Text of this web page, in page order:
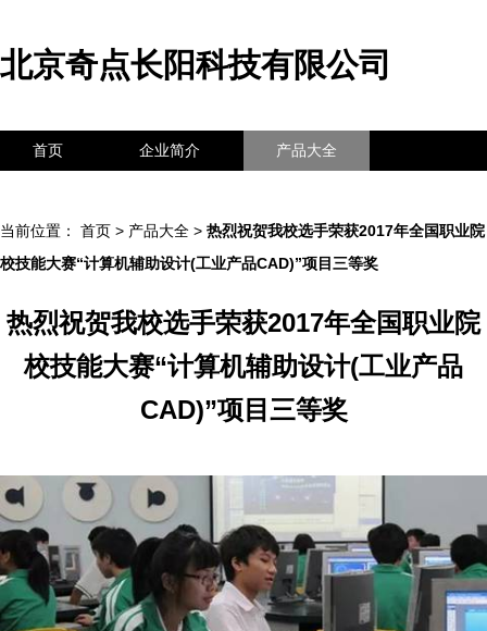
北京奇点长阳科技有限公司
首页 企业简介 产品大全
当前位置： 首页 > 产品大全 > 热烈祝贺我校选手荣获2017年全国职业院
校技能大赛“计算机辅助设计(工业产品CAD)”项目三等奖
热烈祝贺我校选手荣获2017年全国职业院
校技能大赛“计算机辅助设计(工业产品
CAD)”项目三等奖